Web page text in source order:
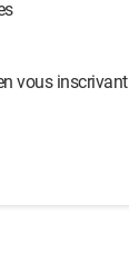
vous inscrivant